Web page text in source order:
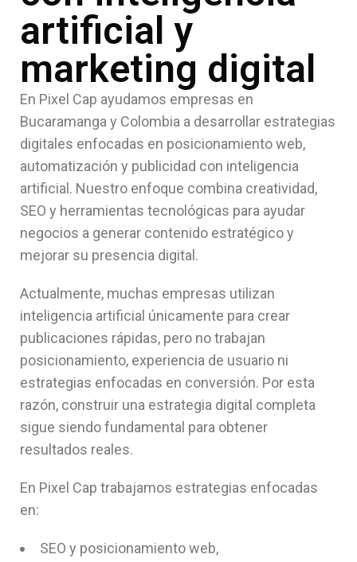
artificial y
marketing digital
En Pixel Cap ayudamos empresas en
Bucaramanga y Colombia a desarrollar estrategias
digitales enfocadas en posicionamiento web,
automatización y publicidad con inteligencia
artificial. Nuestro enfoque combina creatividad,
SEO y herramientas tecnológicas para ayudar
negocios a generar contenido estratégico y
mejorar su presencia digital.
Actualmente, muchas empresas utilizan
inteligencia artificial únicamente para crear
publicaciones rápidas, pero no trabajan
posicionamiento, experiencia de usuario ni
estrategias enfocadas en conversión. Por esta
razón, construir una estrategia digital completa
sigue siendo fundamental para obtener
resultados reales.
En Pixel Cap trabajamos estrategias enfocadas
en:
SEO y posicionamiento web,